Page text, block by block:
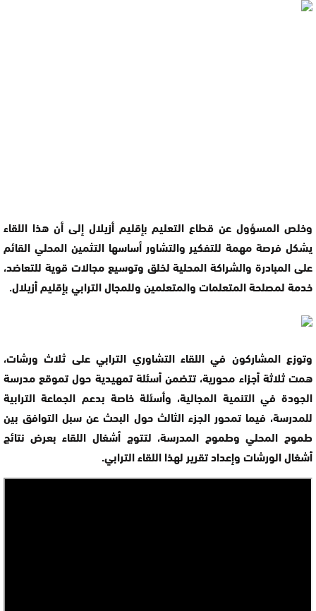
وخلص المسؤول عن قطاع التعليم بإقليم أزيلال إلى أن هذا اللقاء
يشكل فرصة مهمة للتفكير والتشاور أساسها التثمين المحلي القائم
على المبادرة والشراكة المحلية لخلق وتوسيع مجالات قوية للتعاضد،
خدمة لمصلحة المتعلمات والمتعلمين وللمجال الترابي بإقليم أزيلال.
وتوزع المشاركون في اللقاء التشاوري الترابي على ثلاث ورشات،
همت ثلاثة أجزاء محورية، تتضمن أسئلة تمهيدية حول تموقع مدرسة
الجودة في التنمية المجالية، وأسئلة خاصة بدعم الجماعة الترابية
للمدرسة، فيما تمحور الجزء الثالث حول البحث عن سبل التوافق بين
طموح المحلي وطموح المدرسة، لتتوج أشغال اللقاء بعرض نتائج
أشغال الورشات وإعداد تقرير لهذا اللقاء الترابي.